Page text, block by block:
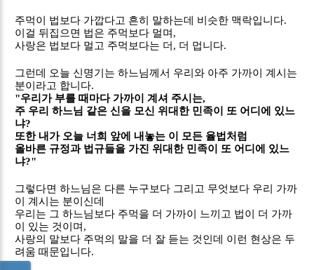
주먹이 법보다 가깝다고 흔히 말하는데 비슷한 맥락입니다.
이걸 뒤집으면 법은 주먹보다 멀며 ,
사랑은 법보다 멀고 주먹보다는 더 , 더 멉니다.
그런데 오늘 신명기는 하느님께서 우리와 아주 가까이 계시는
분이라고 합니다.
"우리가 부를 때마다 가까이 계셔 주시는,
주 우리 하느님 같은 신을 모신 위대한 민족이 또 어디에 있느
냐?
또한 내가 오늘 너희 앞에 내놓는 이 모든 율법처럼
올바른 규정과 법규들을 가진 위대한 민족이 또 어디에 있느
냐?"
그렇다면 하느님은 다른 누구보다 그리고 무엇보다 우리 가까
이 계시는 분이신데
우리는 그 하느님보다 주먹을 더 가까이 느끼고 법이 더 가까
이 있는 것이며 ,
사랑의 말보다 주먹의 말을 더 잘 듣는 것인데 이런 현상은 두
려움 때문입니다.